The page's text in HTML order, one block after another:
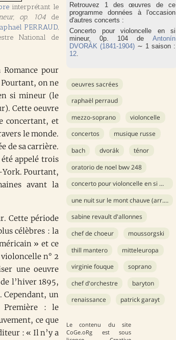
Retrouvez 1 des œuvres de ce
programme données à l'occasion
d'autres concerts :
Concerto pour violoncelle en si
mineur, 0p. 104 de Antonín
DVORÁK (1841-1904) ∼ 1 saison :
12
oeuvres sacrées
raphaël perraud
mezzo-soprano violoncelle
concertos musique russe
bach dvorák ténor
oratorio de noel bwv 248
concerto pour violoncelle en si mineur 0p. 104
une nuit sur le mont chauve (arr. rimsky-korsakov)
sabine revault d'allonnes
chef de choeur moussorgski
thill mantero mitteleuropa
virginie fouque soprano
chef d'orchestre baryton
renaissance patrick garayt
Le contenu du site
CoGe.oRg est sous
interprétant le
op. 104de
PERRAUD
National de
pour
on ne
si mineur (le
Cette oeuvre
concertant, et
le monde.
de sa carrière.
appelé trois
Pourtant,
avant la
Cette période
célèbres : la
» et ce
n° 2
une oeuvre
l’hiver 1895,
Cependant, un
Première : le
ce que
: « Il n’y a